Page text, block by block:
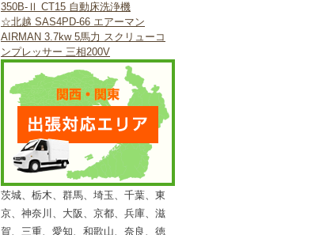
350B-Ⅱ CT15 自動床洗浄機
☆北越 SAS4PD-66 エアーマン
AIRMAN 3.7kw 5馬力 スクリューコ
ンプレッサー 三相200V
茨城、栃木、群馬、埼玉、千葉、東
京、神奈川、大阪、京都、兵庫、滋
賀、三重、愛知、和歌山、奈良、徳